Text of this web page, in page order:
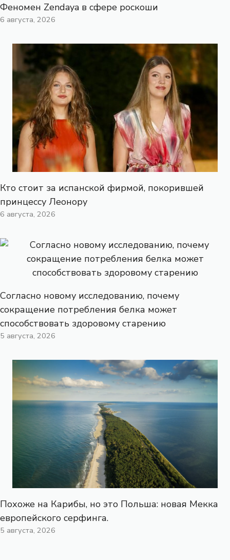
Феномен Zendaya в сфере роскоши
6 августа, 2026
Кто стоит за испанской фирмой, покорившей
принцессу Леонору
6 августа, 2026
Согласно новому исследованию, почему
сокращение потребления белка может
способствовать здоровому старению
5 августа, 2026
Похоже на Карибы, но это Польша: новая Мекка
европейского серфинга.
5 августа, 2026